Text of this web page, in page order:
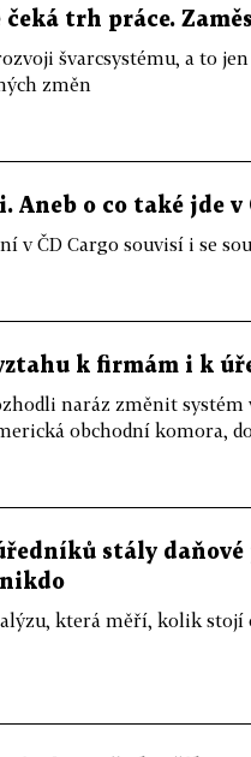
čeká trh práce.
švarcsystému, a to
změn
Aneb o co také jde v
v ČD Cargo souvisí i se
k firmám i k
naráz změnit
obchodní komora,
stály
která měří, kolik